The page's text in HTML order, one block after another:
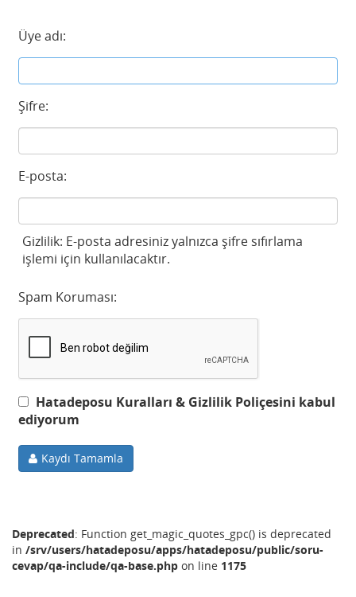
Üye adı:
Şifre:
E-posta:
Gizlilik: E-posta adresiniz yalnızca şifre sıfırlama
işlemi için kullanılacaktır.
Spam Koruması:
Hatadeposu Kuralları & Gizlilik Poliçesini kabul
ediyorum
Kaydı Tamamla
Deprecated: Function get_magic_quotes_gpc() is deprecated
in /srv/users/hatadeposu/apps/hatadeposu/public/soru-
cevap/qa-include/qa-base.php on line 1175